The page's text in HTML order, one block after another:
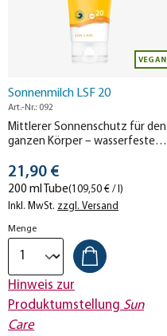
VEGAN
Sonnenmilch LSF 20
Art.-Nr.: 092
Mittlerer Sonnenschutz für den
ganzen Körper – wasserfeste
Schutz.
Stückpreis
21,90 €
200 ml Tube(109,50 € / l)
Inkl. MwSt. zzgl. Versand
Menge
Hinweis zur
Produktumstellung Sun
Care